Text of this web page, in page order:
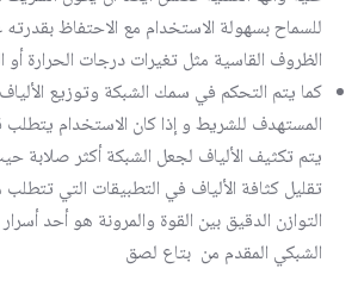
للسماح بسهولة الاستخدام مع الاحتفاظ
الظروف القاسية مثل تغيرات درجات الحرارة أو
كما يتم التحكم في سمك الشبكة وتوزيع
المستهدف للشريط و إذا كان الاستخدام يتطلب
يتم تكثيف الألياف لجعل الشبكة أكثر صلابة
تقليل كثافة الألياف في التطبيقات التي تتطلب
التوازن الدقيق بين القوة والمرونة هو أحد
الشبكي المقدم من بتاع لصق